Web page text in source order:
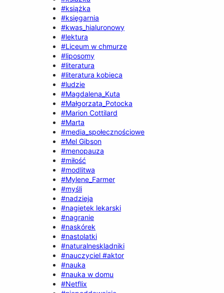
#książka
#księgarnia
#kwas_hialuronowy
#lektura
#Liceum w chmurze
#liposomy
#literatura
#literatura kobieca
#ludzie
#Magdalena_Kuta
#Małgorzata_Potocka
#Marion Cottilard
#Marta
#media_społecznościowe
#Mel Gibson
#menopauza
#miłość
#modlitwa
#Mylene_Farmer
#myśli
#nadzieja
#nagietek lekarski
#nagranie
#naskórek
#nastolatki
#naturalneskladniki
#nauczyciel #aktor
#nauka
#nauka w domu
#Netflix